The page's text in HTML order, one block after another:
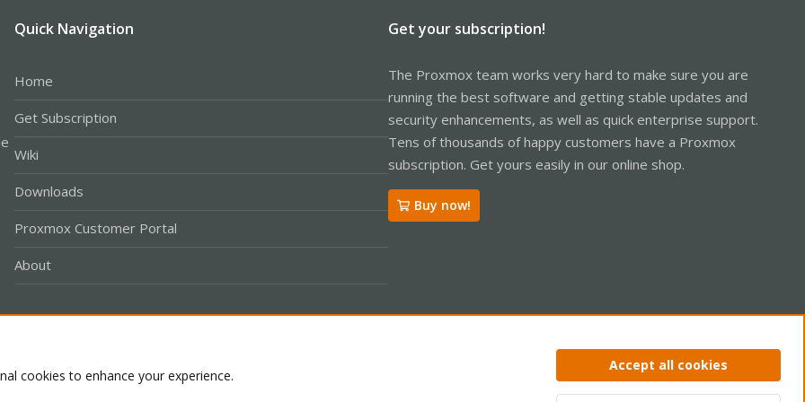
Quick Navigation
Home
Get Subscription
Wiki
Downloads
Proxmox Customer Portal
About
Get your subscription!
The Proxmox team works very hard to make sure you are
running the best software and getting stable updates and
security enhancements, as well as quick enterprise support.
Tens of thousands of happy customers have a Proxmox
subscription. Get yours easily in our online shop.
Buy now!
Privacy policy Help Home
cookies to enhance your experience.
Accept all cookies